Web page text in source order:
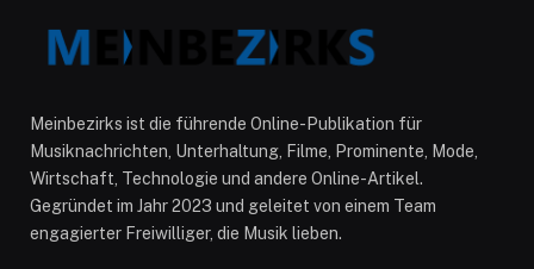
Meinbezirks ist die führende Online-Publikation für
Musiknachrichten, Unterhaltung, Filme, Prominente, Mode,
Wirtschaft, Technologie und andere Online-Artikel.
Gegründet im Jahr 2023 und geleitet von einem Team
engagierter Freiwilliger, die Musik lieben.